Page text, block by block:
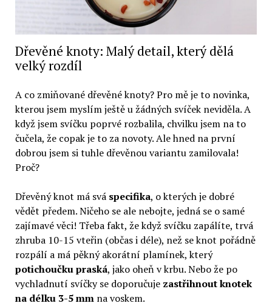
Dřevěné knoty: Malý detail, který dělá
velký rozdíl
A co zmiňované dřevěné knoty? Pro mě je to novinka,
kterou jsem myslím ještě u žádných svíček neviděla. A
když jsem svíčku poprvé rozbalila, chvilku jsem na to
čučela, že copak je to za novoty. Ale hned na první
dobrou jsem si tuhle dřevěnou variantu zamilovala!
Proč?
Dřevěný knot má svá specifika, o kterých je dobré
vědět předem. Ničeho se ale nebojte, jedná se o samé
zajímavé věci! Třeba fakt, že když svíčku zapálíte, trvá
zhruba 10-15 vteřin (občas i déle), než se knot pořádně
rozpálí a má pěkný akorátní plamínek, který
potichoučku praská, jako oheň v krbu. Nebo že po
vychladnutí svíčky se doporučuje zastřihnout knotek
na délku 3-5 mmna voskem.